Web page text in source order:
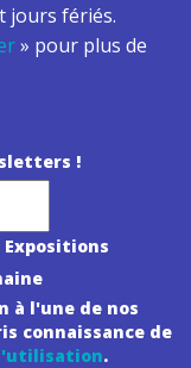
jours fériés.
» pour plus de
!
Expositions
à l'une de nos
connaissance de
.